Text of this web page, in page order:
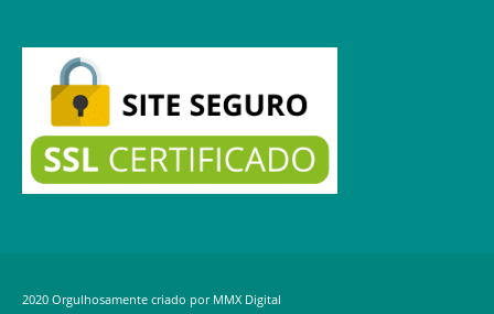
2020 Orgulhosamente criado por MMX Digital